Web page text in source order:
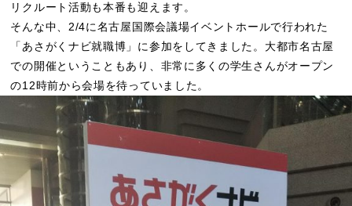
リクルート活動も本番も迎えます。
そんな中、2/4に名古屋国際会議場イベントホールで行われた
「あさがくナビ就職博」に参加をしてきました。大都市名古屋
での開催ということもあり、非常に多くの学生さんがオープン
の12時前から会場を待っていました。